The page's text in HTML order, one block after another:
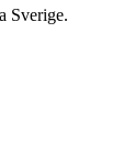
Sverige.